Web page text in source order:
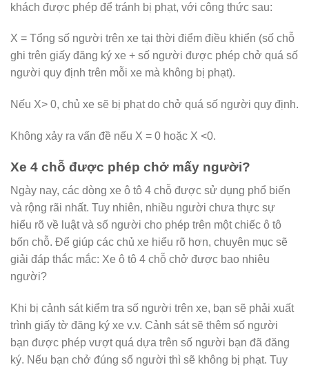
khách được phép để tránh bị phạt, với công thức sau:
X = Tổng số người trên xe tại thời điểm điều khiển (số chỗ
ghi trên giấy đăng ký xe + số người được phép chở quá số
người quy định trên mỗi xe mà không bị phạt).
Nếu X> 0, chủ xe sẽ bị phạt do chở quá số người quy định.
Không xảy ra vấn đề nếu X = 0 hoặc X <0.
Xe 4 chỗ được phép chở mấy người?
Ngày nay, các dòng xe ô tô 4 chỗ được sử dụng phổ biến
và rộng rãi nhất. Tuy nhiên, nhiều người chưa thực sự
hiểu rõ về luật và số người cho phép trên một chiếc ô tô
bốn chỗ. Để giúp các chủ xe hiểu rõ hơn, chuyên mục sẽ
giải đáp thắc mắc: Xe ô tô 4 chỗ chở được bao nhiêu
người?
Khi bị cảnh sát kiểm tra số người trên xe, bạn sẽ phải xuất
trình giấy tờ đăng ký xe v.v. Cảnh sát sẽ thêm số người
bạn được phép vượt quá dựa trên số người bạn đã đăng
ký. Nếu bạn chở đúng số người thì sẽ không bị phạt. Tuy